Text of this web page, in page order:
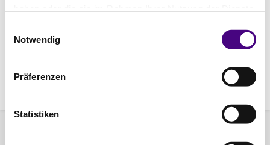
Notwendig
Präferenzen
Statistiken